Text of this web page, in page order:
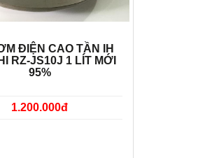
ĐIỆN CAO TẦN IH
RZ-JS10J 1 LÍT MỚI
95%
1.200.000đ